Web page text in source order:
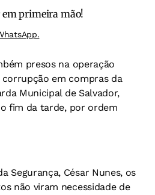
em primeira mão!
presos na operação
corrupção em compras da
Municipal de Salvador,
fim da tarde, por ordem
Segurança, César Nunes, os
não viram necessidade de